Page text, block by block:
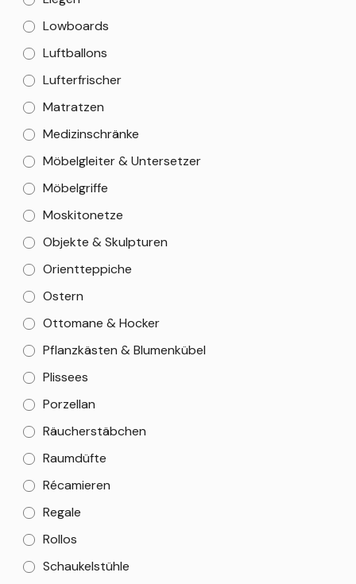
Lowboards
Luftballons
Lufterfrischer
Matratzen
Medizinschränke
Möbelgleiter & Untersetzer
Möbelgriffe
Moskitonetze
Objekte & Skulpturen
Orientteppiche
Ostern
Ottomane & Hocker
Pflanzkästen & Blumenkübel
Plissees
Porzellan
Räucherstäbchen
Raumdüfte
Récamieren
Regale
Rollos
Schaukelstühle